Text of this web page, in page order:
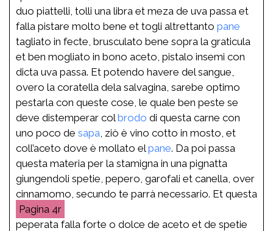
duo piattelli, tolli una libra et meza de uva passa et
falla pistare molto bene et togli altrettanto pane
tagliato in fecte, brusculato bene sopra la graticula
et ben mogliato in bono aceto, pistalo insemi con
dicta uva passa. Et potendo havere del sangue,
overo la coratella dela salvagina, sarebe optimo
pestarla con queste cose, le quale ben peste se
deve distemperar colbrodo di questa carne con
uno poco de sapa , ziò è vino cotto in mosto, et
coll’aceto dove è mollato elpane. Da poi passa
questa materia per la stamigna in una pignatta
giungendoli spetie, pepero, garofali et canella, over
cinnamomo, secundo te parrà necessario. Et questa
4r
peperata falla forte o dolce de aceto et de spetie